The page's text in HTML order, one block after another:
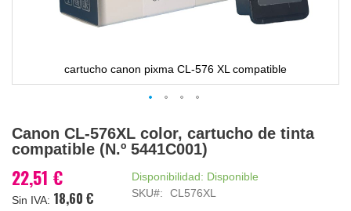
cartucho canon pixma CL-576 XL compatible
al
comienzo
la
galería
Canon CL-576XL color, cartucho de tinta
compatible (N.º 5441C001)
22,51 €
18,60 €
Disponibilidad: Disponible
SKU
CL576XL